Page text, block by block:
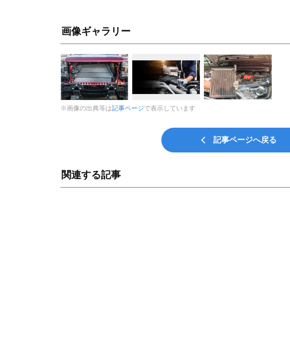
画像ギャラリー
※画像の出典等は記事ページで表示しています
記事ページへ戻る
関連する記事